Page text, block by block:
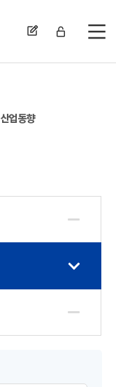
전
산업동향